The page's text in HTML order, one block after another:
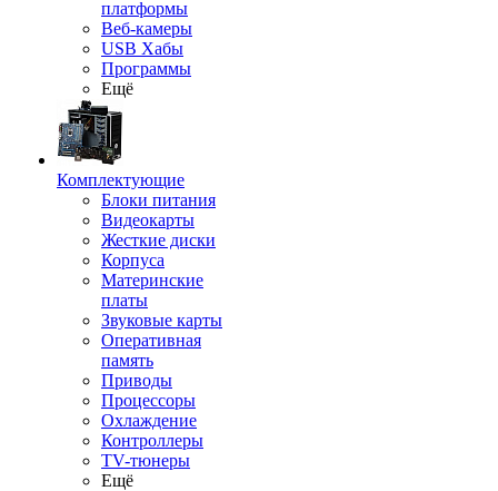
платформы
Веб-камеры
USB Хабы
Программы
Ещё
Комплектующие
Блоки питания
Видеокарты
Жесткие диски
Корпуса
Материнские
платы
Звуковые карты
Оперативная
память
Приводы
Процессоры
Охлаждение
Контроллеры
TV-тюнеры
Ещё